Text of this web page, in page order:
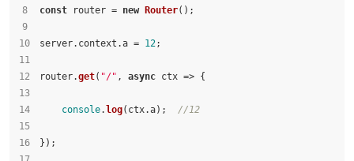
const router = new Router();
server. context .a = 12;
router.get( "/" , async ctx => {
console. log(ctx.a); //12
});